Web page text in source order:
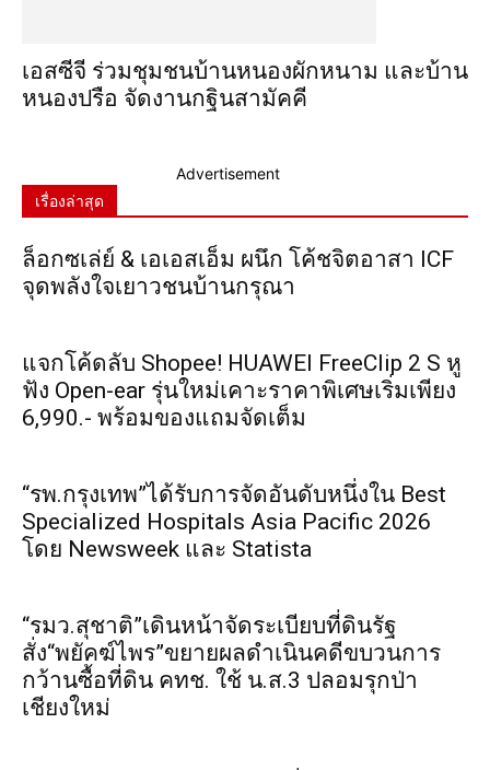
เอสซีจี ร่วมชุมชนบ้านหนองผักหนาม และบ้าน
หนองปรือ จัดงานกฐินสามัคคี
Advertisement
เรื่องล่าสุด
ล็อกซเล่ย์ & เอเอสเอ็ม ผนึก โค้ชจิตอาสา ICF
จุดพลังใจเยาวชนบ้านกรุณา
แจกโค้ดลับ Shopee! HUAWEI FreeClip 2 S หู
ฟัง Open-ear รุ่นใหม่เคาะราคาพิเศษเริ่มเพียง
6,990.- พร้อมของแถมจัดเต็ม
“รพ.กรุงเทพ”ได้รับการจัดอันดับหนึ่งใน Best
Specialized Hospitals Asia Pacific 2026
โดย Newsweek และ Statista
“รมว.สุชาติ”เดินหน้าจัดระเบียบที่ดินรัฐ
สั่ง“พยัคฆ์ไพร”ขยายผลดำเนินคดีขบวนการ
กว้านซื้อที่ดิน คทช. ใช้ น.ส.3 ปลอมรุกป่า
เชียงใหม่